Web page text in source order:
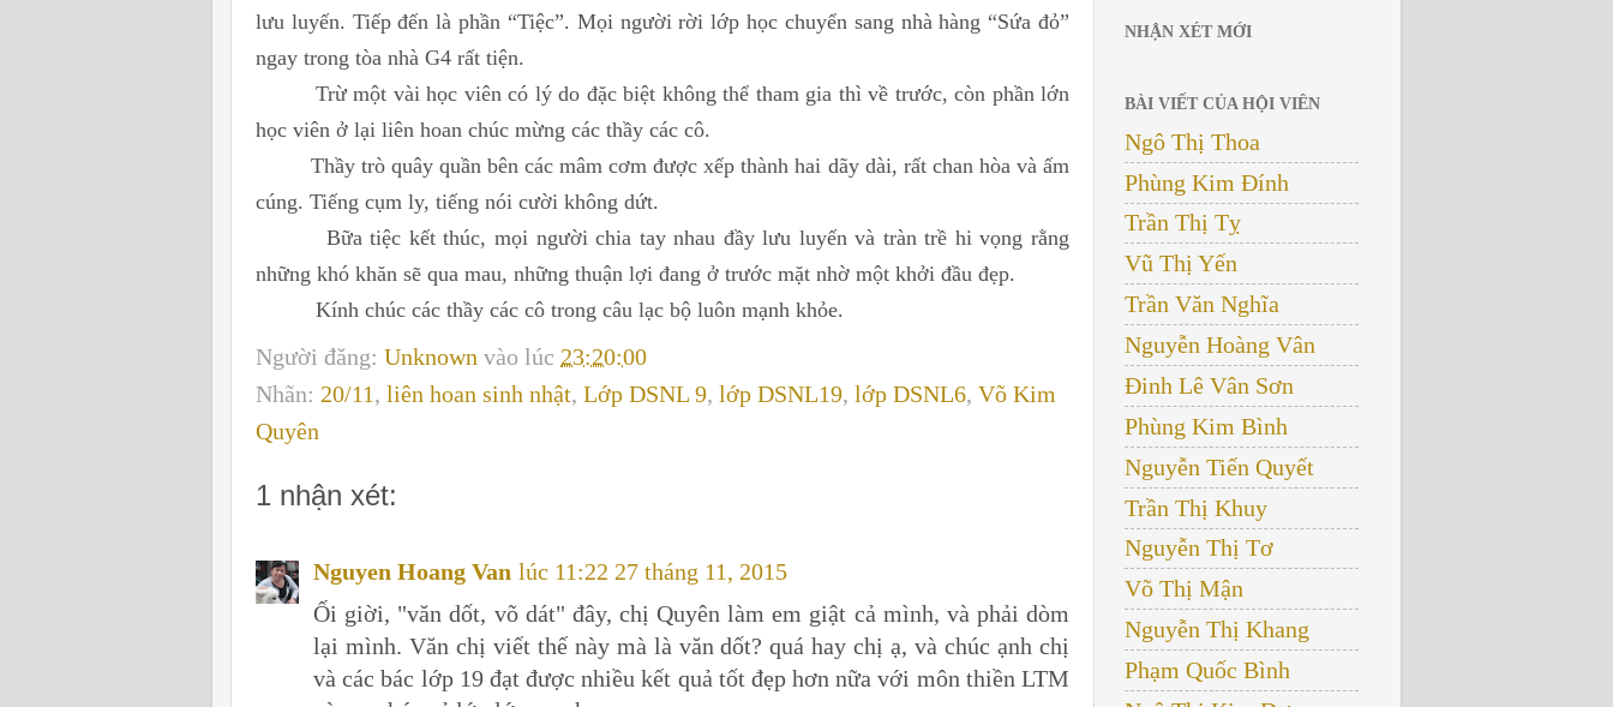
lưu luyến. Tiếp đến là phần “Tiệc”. Mọi người rời lớp học chuyển sang nhà hàng “Sứa đỏ”
ngay trong tòa nhà G4 rất tiện.
Trừ một vài học viên có lý do đặc biệt không thể tham gia thì về trước, còn phần lớn
học viên ở lại liên hoan chúc mừng các thầy các cô.
Thầy trò quây quần bên các mâm cơm được xếp thành hai dãy dài, rất chan hòa và ấm
cúng. Tiếng cụm ly, tiếng nói cười không dứt.
Bữa tiệc kết thúc, mọi người chia tay nhau đầy lưu luyến và tràn trề hi vọng rằng
những khó khăn sẽ qua mau, những thuận lợi đang ở trước mặt nhờ một khởi đầu đẹp.
Kính chúc các thầy các cô trong câu lạc bộ luôn mạnh khỏe.
Người đăng: Unknown vào lúc 23:20:00
Nhãn: 20/11, liên hoan sinh nhật, Lớp DSNL 9, lớp DSNL19, lớp DSNL6, Võ Kim
Quyên
1 nhận xét:
Nguyen Hoang Van lúc 11:22 27 tháng 11, 2015
Ối giời, "văn dốt, võ dát" đây, chị Quyên làm em giật cả mình, và phải dòm
lại mình. Văn chị viết thế này mà là văn dốt? quá hay chị ạ, và chúc ạnh chị
và các bác lớp 19 đạt được nhiều kết quả tốt đẹp hơn nữa với môn thiền LTM
NHẬN XÉT MỚI
BÀI VIẾT CỦA HỘI VIÊN
Ngô Thị Thoa
Phùng Kim Đính
Trần Thị Tỵ
Vũ Thị Yến
Trần Văn Nghĩa
Nguyễn Hoàng Vân
Đinh Lê Vân Sơn
Phùng Kim Bình
Nguyễn Tiến Quyết
Trần Thị Khuy
Nguyễn Thị Tơ
Võ Thị Mận
Nguyễn Thị Khang
Phạm Quốc Bình